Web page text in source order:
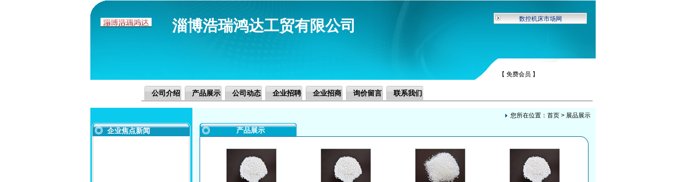
淄博浩瑞鸿达工贸有限公司 数控机床市场网
【 免费会员 】
公司介绍 产品展示 公司动态 企业招聘 企业招商 询价留言 联系我们
您所在位置： 首页 > 展品展示
企业焦点新闻 产品展示